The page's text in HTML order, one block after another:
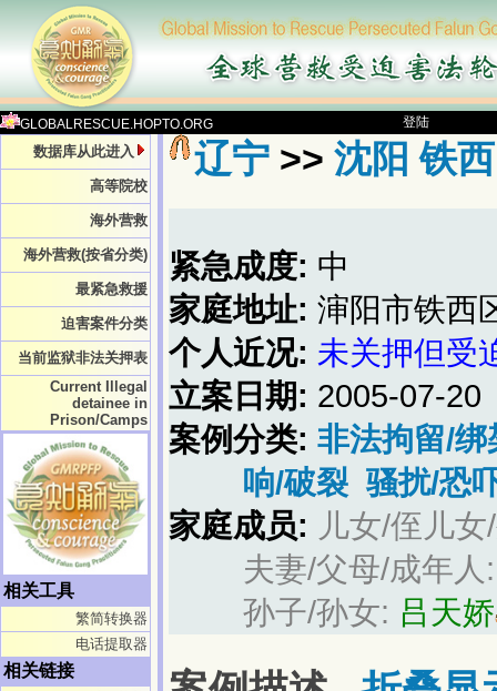
GLOBALRESCUE.HOPTO.ORG 登陆
数据库从此进入
高等院校
海外营救
海外营救(按省分类)
最紧急救援
迫害案件分类
当前监狱非法关押表
Current Illegal
detainee in
Prison/Camps
相关工具
繁简转换器
电话提取器
相关链接
辽宁 >> 沈阳 铁
紧急成度: 中
家庭地址: 渖阳市铁西
个人近况: 未关押但受
立案日期: 2005-07-20
案例分类: 非法拘留/绑
响/破裂 骚扰/恐
家庭成员: 儿女/侄儿
夫妻/父母/成年
孙子/孙女: 吕天娇